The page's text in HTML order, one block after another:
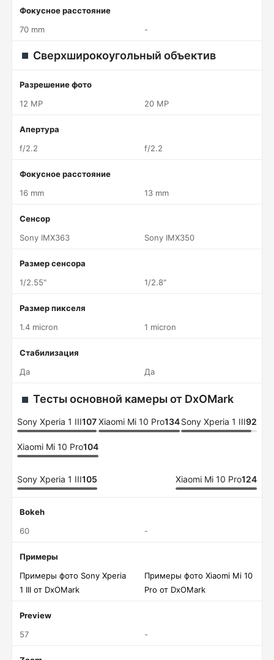
Фокусное расстояние
70 mm
-
Сверхширокоугольный объектив
Разрешение фото
12 MP
20 MP
Апертура
f/2.2
f/2.2
Фокусное расстояние
16 mm
13 mm
Сенсор
Sony IMX363
Sony IMX350
Размер сенсора
1/2.55"
1/2.8"
Размер пикселя
1.4 micron
1 micron
Стабилизация
Да
Да
Тесты основной камеры от DxOMark
Sony Xperia 1 III107Xiaomi Mi 10 Pro134 Sony Xperia 1 III92
Xiaomi Mi 10 Pro104
Sony Xperia 1 III105 Xiaomi Mi 10 Pro124
Bokeh
60
-
Примеры
Примеры фото Sony Xperia
1 III от DxOMark
Примеры фото Xiaomi Mi 10
Pro от DxOMark
Preview
57
-